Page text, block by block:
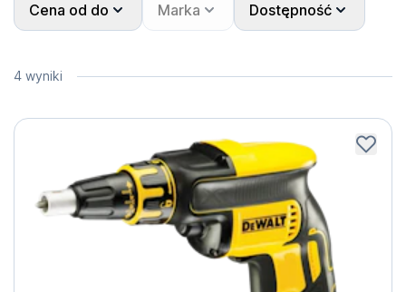
Cena od do Marka Dostępność
4 wyniki